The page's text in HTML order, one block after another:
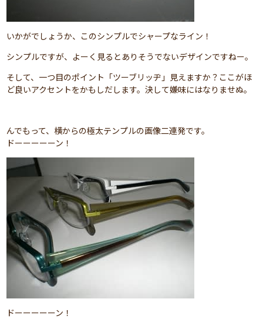
いかがでしょうか、このシンプルでシャープなライン！
シンプルですが、よーく見るとありそうでないデザインですねー。
そして、一つ目のポイント「ツーブリッヂ」見えますか？ここがほ
ど良いアクセントをかもしだします。決して嫌味にはなりませぬ。
んでもって、横からの極太テンプルの画像二連発です。
ドーーーーーン！
ドーーーーーン！